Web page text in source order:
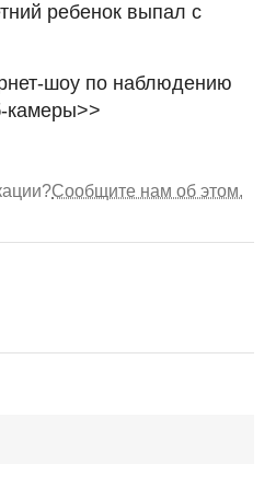
ребенок выпал с
шоу по наблюдению
камеры>>
Сообщите нам об этом.